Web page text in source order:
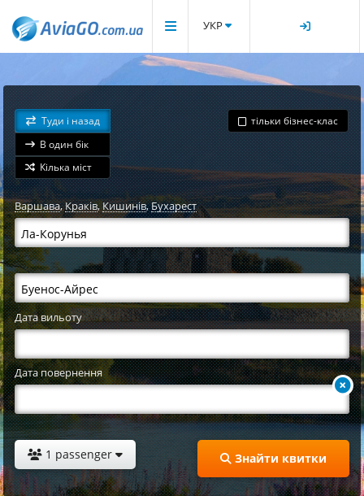
УКР
Туди і назад
В один бік
Кілька міст
тільки бізнес-клас
Варшава,Краків,Кишинів,Бухарест
Дата вильоту
Дата повернення
1 passenger Знайти квитки